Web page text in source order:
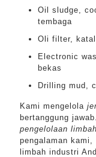
Oil sludge,
tembaga
Oli filter,
Electronic
bekas
Drilling mud,
Kami mengelola
bertanggung
pengelolaan
pengalaman
limbah industri